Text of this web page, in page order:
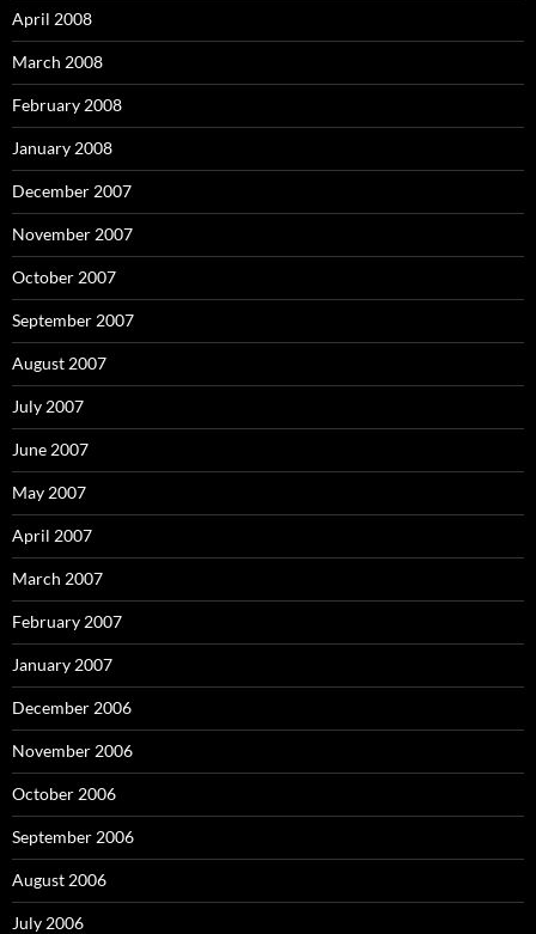
April 2008
March 2008
February 2008
January 2008
December 2007
November 2007
October 2007
September 2007
August 2007
July 2007
June 2007
May 2007
April 2007
March 2007
February 2007
January 2007
December 2006
November 2006
October 2006
September 2006
August 2006
July 2006